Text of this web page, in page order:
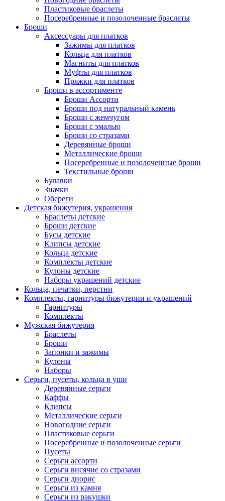
Пластиковые браслеты
Посеребренные и позолоченные браслеты
Броши
Аксессуары для платков
Зажимы для платков
Кольца для платков
Магниты для платков
Муфты для платков
Пряжки для платков
Броши в ассортименте
Броши Ассорти
Броши под натуральный камень
Броши с жемчугом
Броши с эмалью
Броши со стразами
Деревянные броши
Металлические броши
Посеребренные и позолоченные броши
Текстильные броши
Булавки
Значки
Обереги
Детская бижутерия, украшения
Браслеты детские
Броши детские
Бусы детские
Клипсы детские
Кольца детские
Комплекты детские
Кулоны детские
Наборы украшений детские
Кольца, печатки, перстни
Комплекты, гарнитуры бижутерии и украшений
Гарнитуры
Комплекты
Мужская бижутерия
Браслеты
Броши
Запонки и зажимы
Кулоны
Наборы
Серьги, пусеты, кольца в уши
Деревянные серьги
Каффы
Клипсы
Металлические серьги
Новогодние серьги
Пластиковые серьги
Посеребренные и позолоченные серьги
Пусеты
Серьги ассорти
Серьги висячие со стразами
Серьги диорис
Серьги из камня
Серьги из ракушки